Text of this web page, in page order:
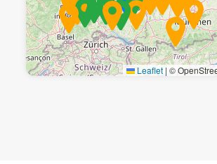
Leaflet | ©